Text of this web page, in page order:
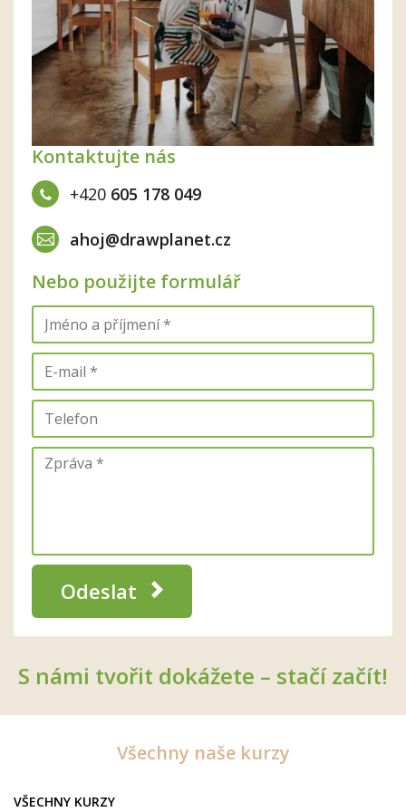
Kontaktujte nás
+420 605 178 049
ahoj@drawplanet.cz
Nebo použijte formulář
Odeslat
S námi tvořit dokážete – stačí začít!
Všechny naše kurzy
VŠECHNY KURZY